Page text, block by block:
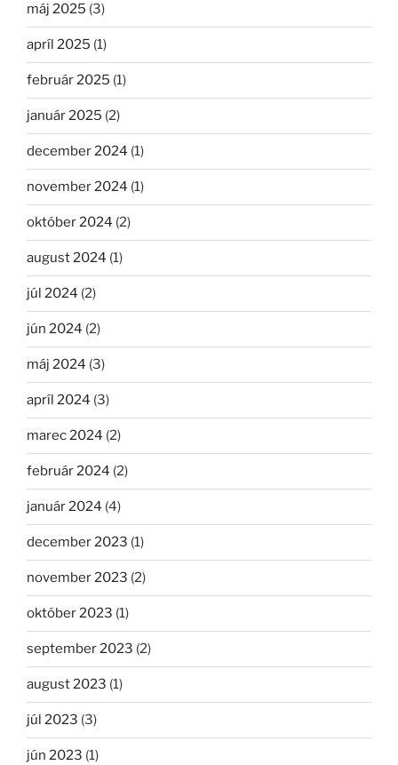
máj 2025 (3)
apríl 2025 (1)
február 2025 (1)
január 2025 (2)
december 2024 (1)
november 2024 (1)
október 2024 (2)
august 2024 (1)
júl 2024 (2)
jún 2024 (2)
máj 2024 (3)
apríl 2024 (3)
marec 2024 (2)
február 2024 (2)
január 2024 (4)
december 2023 (1)
november 2023 (2)
október 2023 (1)
september 2023 (2)
august 2023 (1)
júl 2023 (3)
jún 2023 (1)